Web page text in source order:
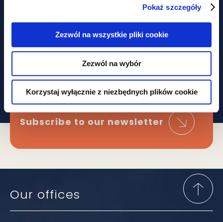
Pokaż szczegóły
Zezwól na wszystkie pliki cookie
Zezwól na wybór
Korzystaj wyłącznie z niezbędnych plików cookie
Concerned about
missing out
on key legal
developments?
Subscribe to our newsletter
Our offices